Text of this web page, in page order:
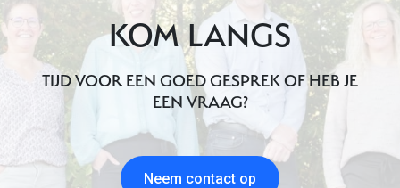
KOM LANGS
TIJD VOOR EEN GOED GESPREK OF HEB JE
EEN VRAAG?
Neem contact op